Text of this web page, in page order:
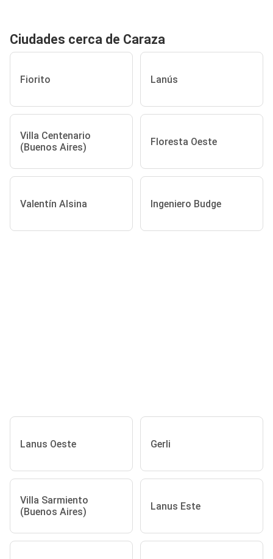
Ciudades cerca de Caraza
Fiorito Lanús
Villa Centenario
(Buenos Aires)
Floresta Oeste
Valentín Alsina Ingeniero Budge
Lanus Oeste Gerli
Villa Sarmiento
(Buenos Aires)
Lanus Este